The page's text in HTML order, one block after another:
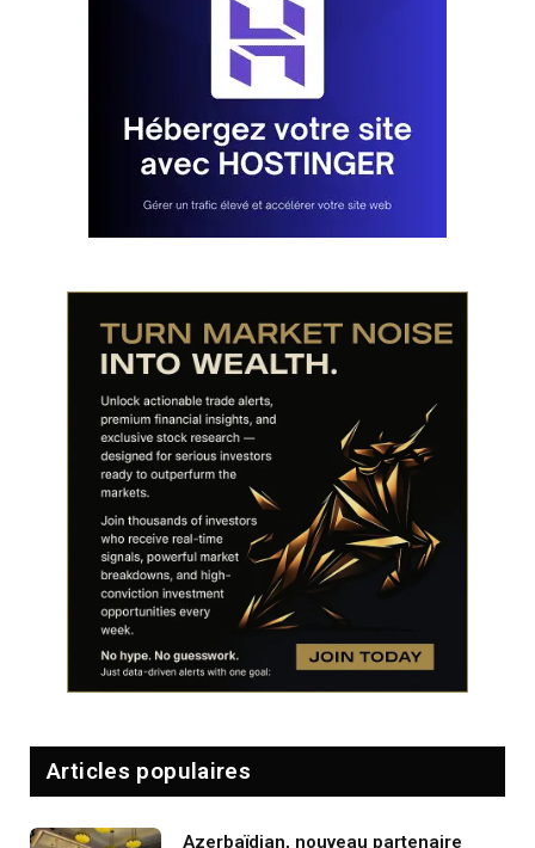
Articles populaires
Azerbaïdjan, nouveau partenaire